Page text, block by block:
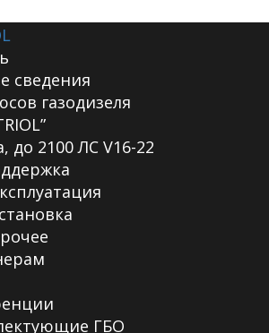
сведения
газодизеля
до 2100 ЛС V16-22
ГБО